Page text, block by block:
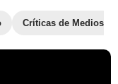
Críticas de Medios